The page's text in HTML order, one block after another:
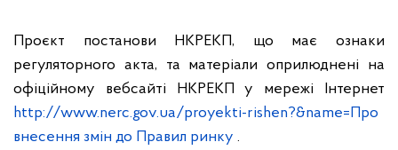
Проєкт постанови НКРЕКП, що має ознаки
регуляторного акта, та матеріали оприлюднені на
офіційному вебсайті НКРЕКП у мережі Інтернет
http://www.nerc.gov.ua/proyekti-rishen?&name=Про
внесення змін до Правил ринку .